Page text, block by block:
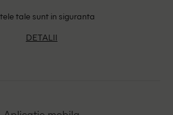
tale sunt in siguranta
DETALII